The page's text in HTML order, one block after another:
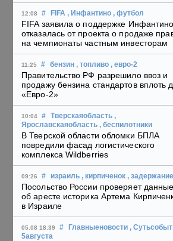
12:08 # FIFA , Инфантино , футбол
FIFA заявила о поддержке
отказалась от проекта о продаже
на чемпионаты частным инвесторам
11:25 # бензин , топливо , евро-2
Правительство РФ разрешило ввоз и
продажу бензина стандартов вплоть
«Евро-2»
10:04 # Тверскаяобласть ,
Ярославскаяобласть , беспилотники
В Тверской области обломки БПЛА
повредили фасад логистического
комплекса Wildberries
09:26 # израиль , кирпиченок , задержание
Посольство России проверяет данные
об аресте историка Артема
в Израиле
05.08 18:39 # Главныеновости ,
5августа